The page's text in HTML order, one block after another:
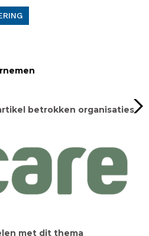
betrokken organisaties
met dit thema